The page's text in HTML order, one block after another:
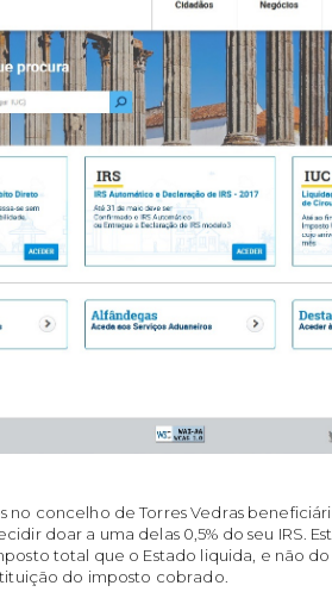
no concelho de Torres Vedras
doar a uma delas 0,5% do seu IRS.
total que o Estado liquida, e não
do imposto cobrado.